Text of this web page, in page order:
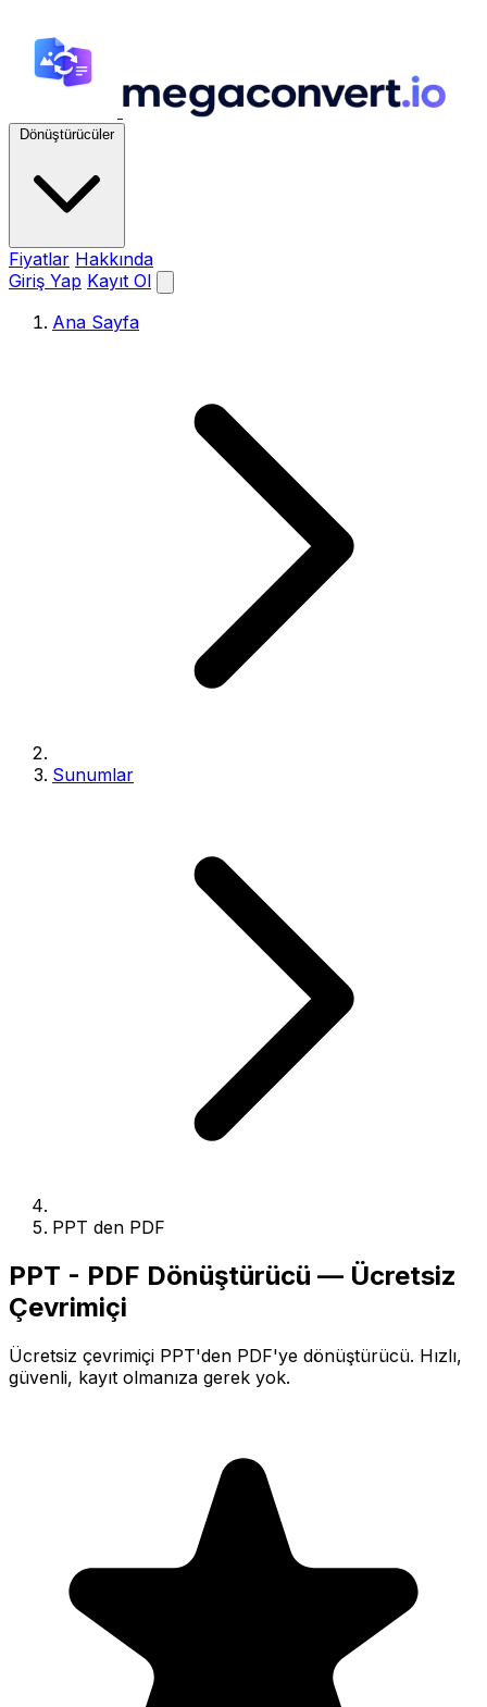
Dönüştürücüler
Fiyatlar Hakkında
Giriş Yap Kayıt Ol
Ana Sayfa
Sunumlar
PPT den PDF
PPT - PDF Dönüştürücü — Ücretsiz
Çevrimiçi
Ücretsiz çevrimiçi PPT'den PDF'ye dönüştürücü. Hızlı,
güvenli, kayıt olmanıza gerek yok.